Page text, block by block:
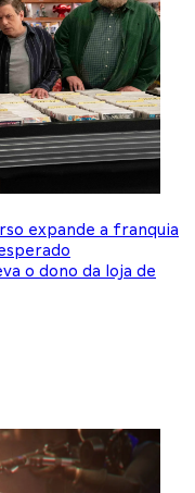
expande a franquia
o dono da loja de